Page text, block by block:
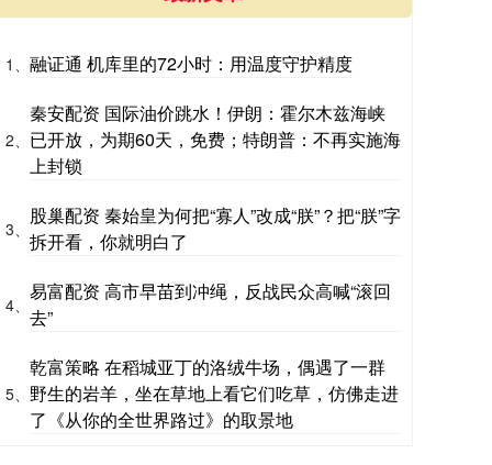
1、 融证通 机库里的72小时：用温度守护精度
2、
秦安配资 国际油价跳水！伊朗：霍尔木兹海峡
已开放，为期60天，免费；特朗普：不再实施海
上封锁
3、
股巢配资 秦始皇为何把“寡人”改成“朕”？把“朕”字
拆开看，你就明白了
4、
易富配资 高市早苗到冲绳，反战民众高喊“滚回
去”
5、
乾富策略 在稻城亚丁的洛绒牛场，偶遇了一群
野生的岩羊，坐在草地上看它们吃草，仿佛走进
了《从你的全世界路过》的取景地